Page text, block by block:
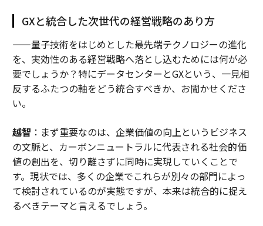
GXと統合した次世代の経営戦略のあり方
——量子技術をはじめとした最先端テクノロジーの進化
を、実効性のある経営戦略へ落とし込むためには何が必
要でしょうか？特にデータセンターとGXという、一見相
反するふたつの軸をどう統合すべきか、お聞かせくださ
い。
越智 ：まず重要なのは、企業価値の向上というビジネス
の文脈と、カーボンニュートラルに代表される社会的価
値の創出を、切り離さずに同時に実現していくことで
す。現状では、多くの企業でこれらが別々の部門によっ
て検討されているのが実態ですが、本来は統合的に捉え
るべきテーマと言えるでしょう。